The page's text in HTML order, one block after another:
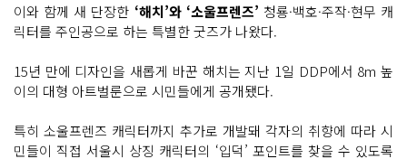
이와 함께 새 단장한 ‘해치’와 ‘소울프렌즈’ 청룡·백호·주작·현무 캐
릭터를 주인공으로 하는 특별한 굿즈가 나왔다.
15년 만에 디자인을 새롭게 바꾼 해치는 지난 1일 DDP에서 8m 높
이의 대형 아트벌룬으로 시민들에게 공개됐다.
특히 소울프렌즈 캐릭터까지 추가로 개발돼 각자의 취향에 따라 시
민들이 직접 서울시 상징 캐릭터의 ‘입덕’ 포인트를 찾을 수 있도록